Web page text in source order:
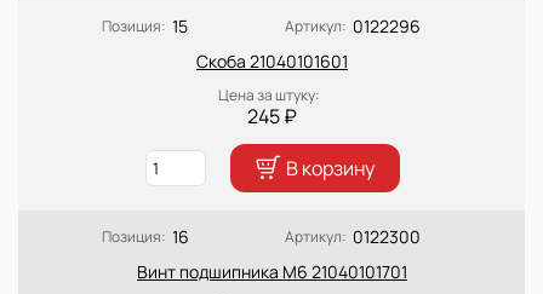
Позиция: 15 Артикул: 0122296
Скоба 21040101601
Цена за штуку:
245 ₽
В корзину
Позиция: 16 Артикул: 0122300
Винт подшипника М6 21040101701